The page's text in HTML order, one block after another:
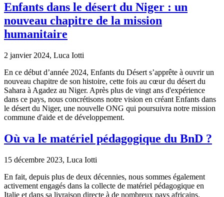
Enfants dans le désert du Niger : un
nouveau chapitre de la mission
humanitaire
2 janvier 2024, Luca Iotti
En ce début d’année 2024, Enfants du Désert s’apprête à ouvrir un
nouveau chapitre de son histoire, cette fois au cœur du désert du
Sahara à Agadez au Niger. Après plus de vingt ans d'expérience
dans ce pays, nous concrétisons notre vision en créant Enfants dans
le désert du Niger, une nouvelle ONG qui poursuivra notre mission
commune d'aide et de développement.
Où va le matériel pédagogique du BnD ?
15 décembre 2023, Luca Iotti
En fait, depuis plus de deux décennies, nous sommes également
activement engagés dans la collecte de matériel pédagogique en
Italie et dans sa livraison directe à de nombreux pays africains.